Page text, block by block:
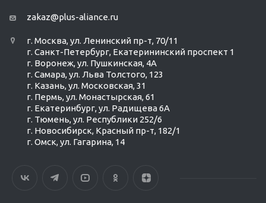
zakaz@plus-aliance.ru
г. Москва, ул. Ленинский пр-т, 70/11
г. Санкт-Петербург, Екатерининский проспект 1
г. Воронеж, ул. Пушкинская, 4А
г. Самара, ул. Льва Толстого, 123
г. Казань, ул. Московская, 31
г. Пермь, ул. Монастырская, 61
г. Екатеринбург, ул. Радищева 6А
г. Тюмень, ул. Республики 252/6
г. Новосибирск, Красный пр-т, 182/1
г. Омск, ул. ​Гагарина, 14